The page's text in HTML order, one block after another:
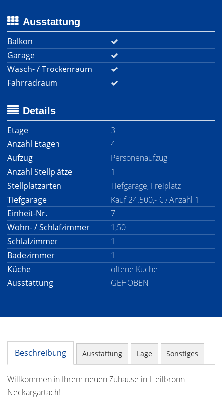
Ausstattung
Balkon
Garage
Wasch- / Trockenraum
Fahrradraum
Details
Etage
3
Anzahl Etagen
4
Aufzug
Personenaufzug
Anzahl Stellplätze
1
Stellplatzarten
Tiefgarage, Freiplatz
Tiefgarage
Kauf 24.500,- € / Anzahl 1
Einheit-Nr.
7
Wohn- / Schlafzimmer
1,50
Schlafzimmer
1
Badezimmer
1
Küche
offene Küche
Ausstattung
GEHOBEN
Beschreibung Ausstattung Lage Sonstiges
Willkommen in Ihrem neuen Zuhause in Heilbronn-
Neckargartach!